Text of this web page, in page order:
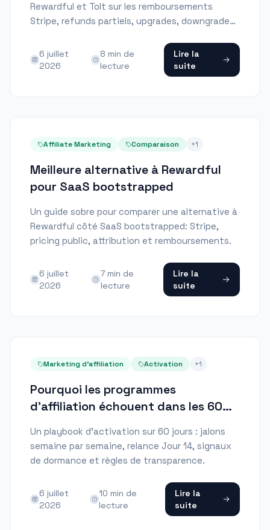
Rewardful et Tolt sur les remboursements
Stripe, refunds partiels, upgrades, downgrades
6 juillet
2026
8 min de
lecture
Lire la
suite
Affiliate Marketing Comparaison +1
Meilleure alternative à Rewardful
pour SaaS bootstrapped
Un guide sobre pour comparer une alternative à
Rewardful côté SaaS bootstrapped: Stripe,
pricing public, attribution et remboursements.
6 juillet
2026
7 min de
lecture
Lire la
suite
Marketing d'affiliation Activation +1
Pourquoi les programmes
d'affiliation échouent dans les 60
Un playbook d'activation sur 60 jours : jalons
semaine par semaine, relance Jour 14, signaux
de dormance et règles de transparence.
6 juillet
2026
10 min de
lecture
Lire la
suite